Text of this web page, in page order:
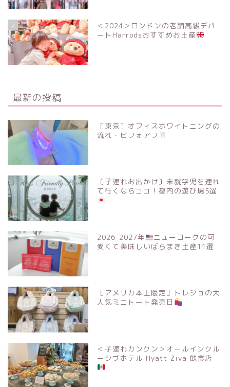
5
＜2024＞ロンドンの老舗高級デパ
ートHarrodsおすすめお土産
最新の投稿
［東京］オフィスホワイトニングの
流れ・ビフォアフ
〔子連れお出かけ〕未就学児を連れ
て行くならココ！都内の遊び場5選
2026-2027年
ニューヨークの可
愛くて美味しいばらまき土産11選
［アメリカ本土限定］トレジョの大
人気ミニトート発売日
＜子連れカンクン＞オールインクル
ーシブホテル Hyatt Ziva 飲食店